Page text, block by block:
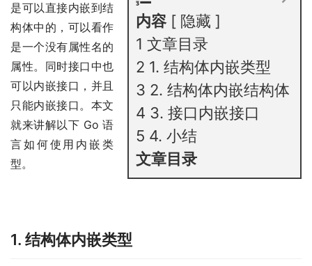
内容
隐藏
1 文章目录
2 1. 结构体内嵌类型
3 2. 结构体内嵌结构体
4 3. 接口内嵌接口
5 4. 小结
文章目录
是可以直接内嵌到结
构体中的，可以看作
是一个没有属性名的
属性。同时接口中也
可以内嵌接口，并且
只能内嵌接口。本文
就来讲解以下 Go 语
言如何使用内嵌类
型。
1. 结构体内嵌类型